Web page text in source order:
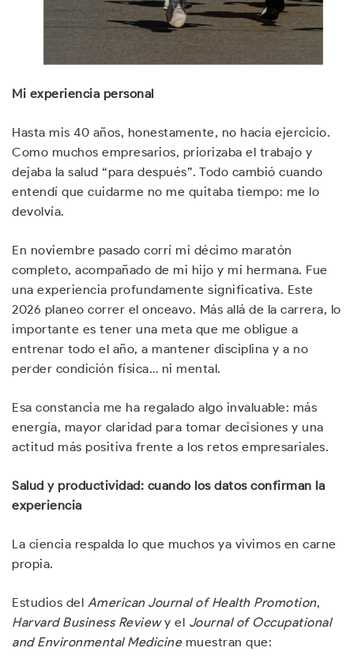
Mi experiencia personal
Hasta mis 40 años, honestamente, no hacía ejercicio.
Como muchos empresarios, priorizaba el trabajo y
dejaba la salud “para después”. Todo cambió cuando
entendí que cuidarme no me quitaba tiempo: me lo
devolvía.
En noviembre pasado corrí mi décimo maratón
completo, acompañado de mi hijo y mi hermana. Fue
una experiencia profundamente significativa. Este
2026 planeo correr el onceavo. Más allá de la carrera, lo
importante es tener una meta que me obligue a
entrenar todo el año, a mantener disciplina y a no
perder condición física… ni mental.
Esa constancia me ha regalado algo invaluable: más
energía, mayor claridad para tomar decisiones y una
actitud más positiva frente a los retos empresariales.
Salud y productividad: cuando los datos confirman la
experiencia
La ciencia respalda lo que muchos ya vivimos en carne
propia.
Estudios del American Journal of Health Promotion,
Harvard Business Reviewy el Journal of Occupational
and Environmental Medicinemuestran que: